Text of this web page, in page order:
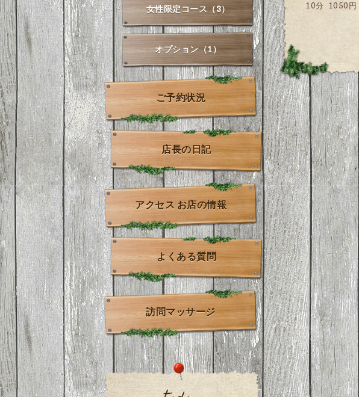
10分 1050円
女性限定コース（3）
オプション（1）
ご予約状況
店長の日記
アクセス お店の情報
よくある質問
訪問マッサージ